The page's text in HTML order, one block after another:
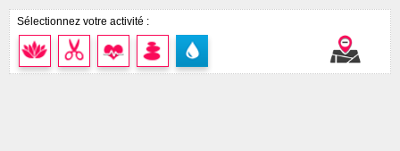
Sélectionnez votre activité :